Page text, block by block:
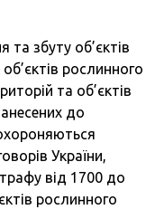
збуту об’єктів
рослинного
та об’єктів
до
України,
від 1700 до
рослинного